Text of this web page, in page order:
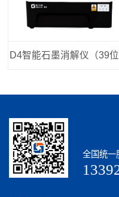
D4智能石墨消解仪（39位
全国统一